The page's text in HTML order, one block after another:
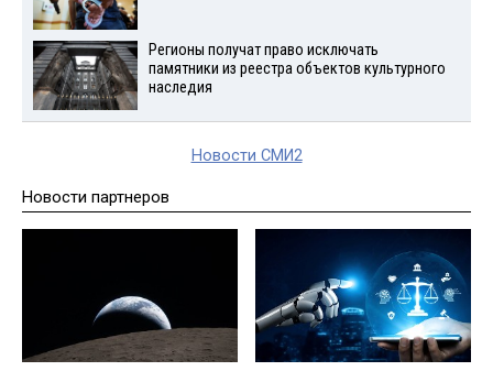
Регионы получат право исключать
памятники из реестра объектов культурного
наследия
Новости СМИ2
Новости партнеров